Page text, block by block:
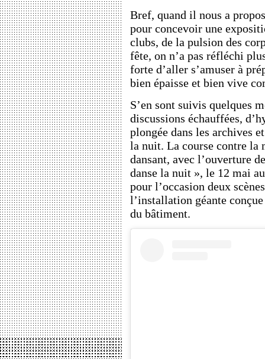
Bref, quand il nous a
pour concevoir une
clubs, de la pulsion des
fête, on n’a pas réfléchi
forte d’aller s’amuser à
bien épaisse et bien vive
S’en sont suivis quelques
discussions échauffées,
plongée dans les archives
la nuit. La course contre la
dansant, avec l’ouverture
danse la nuit », le 12 mai
pour l’occasion deux
l’installation géante
du bâtiment.